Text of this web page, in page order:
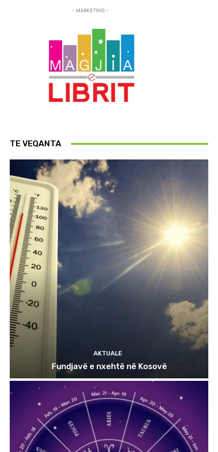
- MARKETING -
TE VEQANTA
AKTUALE
Fundjavë e nxehtë në Kosovë